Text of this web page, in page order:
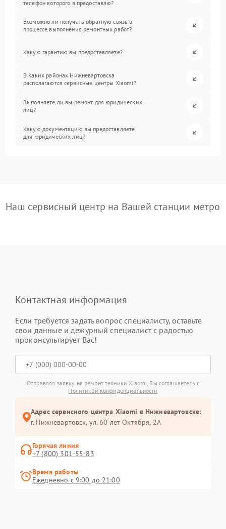
телефон которого я предоставлю?
Возможно ли получать обратную связь в
процессе выполнения ремонтных работ?
Какую гарантию вы предоставляете?
В каких районах Нижневартовска
располагаются сервисные центры Xiaomi?
Выполняете ли вы ремонт для юридических
лиц?
Какую документацию вы предоставляете
для юридических лиц?
Наш сервисный центр на Вашей станции метро
Контактная информация
Если требуется задать вопрос специалисту, оставьте
свои данные и дежурный специалист с радостью
проконсультирует Вас!
Отправляя заявку на ремонт техники Xiaomi, Вы соглашаетесь с
Политикой конфиденциальности
Адрес сервисного центра Xiaomi в Нижневартовске:
г. Нижневартовск, ул. 60 лет Октября, 2А
Горячая линия
+7 (800) 301-55-83
Время работы
Ежедневно с 9:00 до 21:00